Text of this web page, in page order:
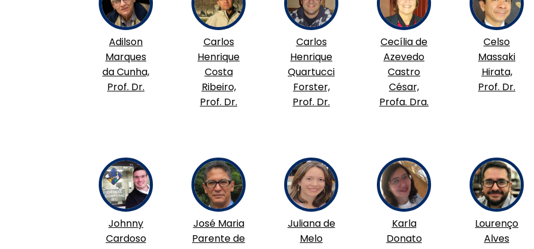
Adilson
Marques
da Cunha,
Prof. Dr.
Carlos
Henrique
Costa
Ribeiro,
Prof. Dr.
Carlos
Henrique
Quartucci
Forster,
Prof. Dr.
Cecília de
Azevedo
Castro
César,
Profa. Dra.
Celso
Massaki
Hirata,
Prof. Dr.
Johnny
Cardoso
José Maria
Parente de
Juliana de
Melo
Karla
Donato
Lourenço
Alves